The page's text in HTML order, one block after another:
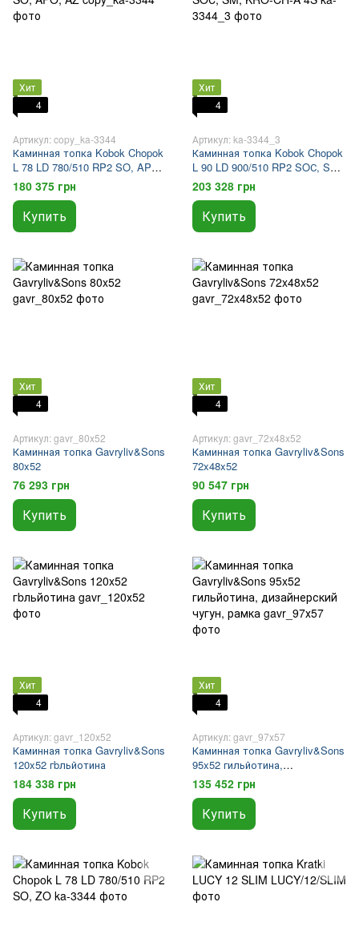
Хит
4
Артикул: copy_ka-3344
Каминная топка Kobok Chopok
L 78 LD 780/510 RP2 SO, APO,
AZ
180 375 грн
Купить
Хит
4
Артикул: ka-3344_3
Каминная топка Kobok Chopok
L 90 LD 900/510 RP2 SOС, SM,
KRO-CH-A 4S
203 328 грн
Купить
Хит
4
Артикул: gavr_80х52
Каминная топка Gavryliv&Sons
80x52
76 293 грн
Купить
Хит
4
Артикул: gavr_72x48x52
Каминная топка Gavryliv&Sons
72x48x52
90 547 грн
Купить
Хит
4
Артикул: gavr_120х52
Каминная топка Gavryliv&Sons
120x52 гbльйотина
184 338 грн
Купить
Хит
4
Артикул: gavr_97х57
Каминная топка Gavryliv&Sons
95x52 гильйотина,
дизайнерский чугун, рамка
135 452 грн
Купить